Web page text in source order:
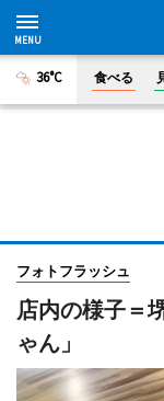
36°C 食べる
フォトフラッシュ
店内の様子＝
ゃん」